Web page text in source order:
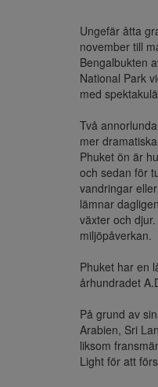
Ungefär åtta
november till
Bengalbukten
National Park
med
Två
mer
Phuket ön är
och sedan för
vandringar
lämnar
växter och
miljöpåverkan.
Phuket har en
århundradet
På grund av
Arabien, Sri
liksom
Light för att